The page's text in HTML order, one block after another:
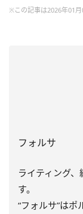
※この記事は2026年01
フォルサ
ライティング
す。
“フォルサ”は